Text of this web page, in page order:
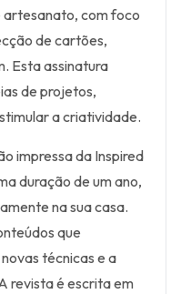
com foco
de cartões,
Esta assinatura
de projetos,
a criatividade.
impressa da Inspired
duração de um ano,
na sua casa.
que
técnicas e a
revista é escrita em